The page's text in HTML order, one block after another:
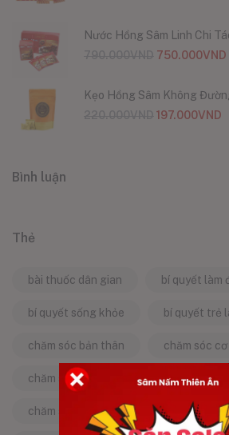
Nước Hồng Sâm Linh Chi
750.000VND
Kẹo Hồng Sâm Không
197.000VND
Bình luận
Thẻ
bài thuốc dân gian bí quyết làm
bí quyết sống khỏe bí quyết trẻ
chăm sóc bản thân chăm sóc
chăm sóc da chăm sóc sức khỏe
chăm sóc sức khỏe tự nhiên